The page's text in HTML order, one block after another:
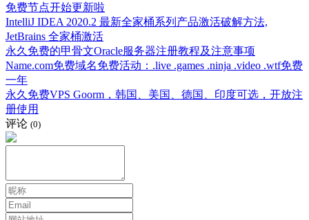
免费节点开始更新啦
IntelliJ IDEA 2020.2 最新全家桶系列产品激活破解方法,
JetBrains 全家桶激活
永久免费的甲骨文Oracle服务器注册教程及注意事项
Name.com免费域名免费活动：.live .games .ninja .video .wtf免费
一年
永久免费VPS Goorm，韩国、美国、德国、印度可选，开放注
册使用
评论 (0)